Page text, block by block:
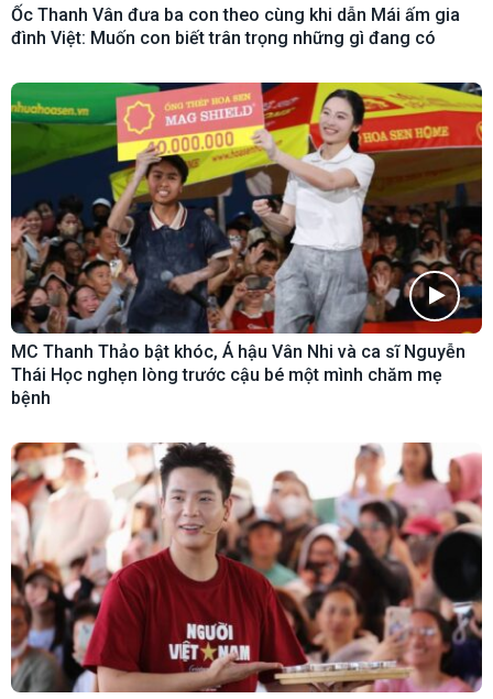
Ốc Thanh Vân đưa ba con theo cùng khi dẫn Mái ấm gia
đình Việt: Muốn con biết trân trọng những gì đang có
MC Thanh Thảo bật khóc, Á hậu Vân Nhi và ca sĩ Nguyễn
Thái Học nghẹn lòng trước cậu bé một mình chăm mẹ
bệnh